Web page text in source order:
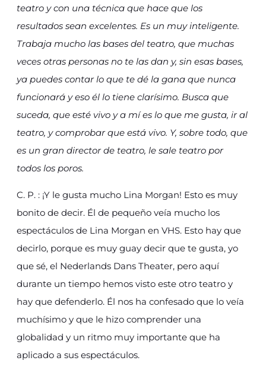
teatro y con una técnica que hace que los
resultados sean excelentes. Es un muy inteligente.
Trabaja mucho las bases del teatro, que muchas
veces otras personas no te las dan y, sin esas bases,
ya puedes contar lo que te dé la gana que nunca
funcionará y eso él lo tiene clarísimo. Busca que
suceda, que esté vivo y a mí es lo que me gusta, ir al
teatro, y comprobar que está vivo. Y, sobre todo, que
es un gran director de teatro, le sale teatro por
todos los poros.
C. P. : ¡Y le gusta mucho Lina Morgan! Esto es muy
bonito de decir. Él de pequeño veía mucho los
espectáculos de Lina Morgan en VHS. Esto hay que
decirlo, porque es muy guay decir que te gusta, yo
que sé, el Nederlands Dans Theater, pero aquí
durante un tiempo hemos visto este otro teatro y
hay que defenderlo. Él nos ha confesado que lo veía
muchísimo y que le hizo comprender una
globalidad y un ritmo muy importante que ha
aplicado a sus espectáculos.